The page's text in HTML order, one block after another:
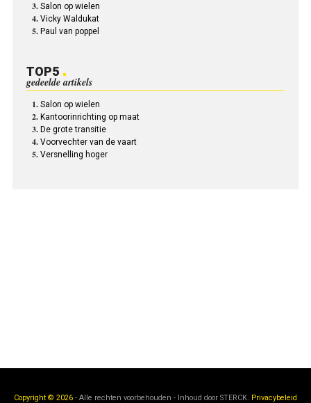
Salon op wielen
Vicky Waldukat
Paul van poppel
TOP5
gedeelde artikels
Salon op wielen
Kantoorinrichting op maat
De grote transitie
Voorvechter van de vaart
Versnelling hoger
Copyright © 2026 - Alle rechten voorbehouden - Inhoud door STERCK. Privacybeleid